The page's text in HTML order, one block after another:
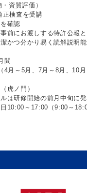
資質評価）
正検査を受講
確認
前にお渡しする特許公報
かつ分かり易く読解説明
間
4月～5月、7月～8月、10
虎ノ門）
は研修開始の前月中旬に
10:00～17:00（9:00～